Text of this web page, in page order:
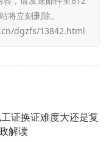
将立刻删除。
dgzfs/13842.html
证换证难度大还是复
解读